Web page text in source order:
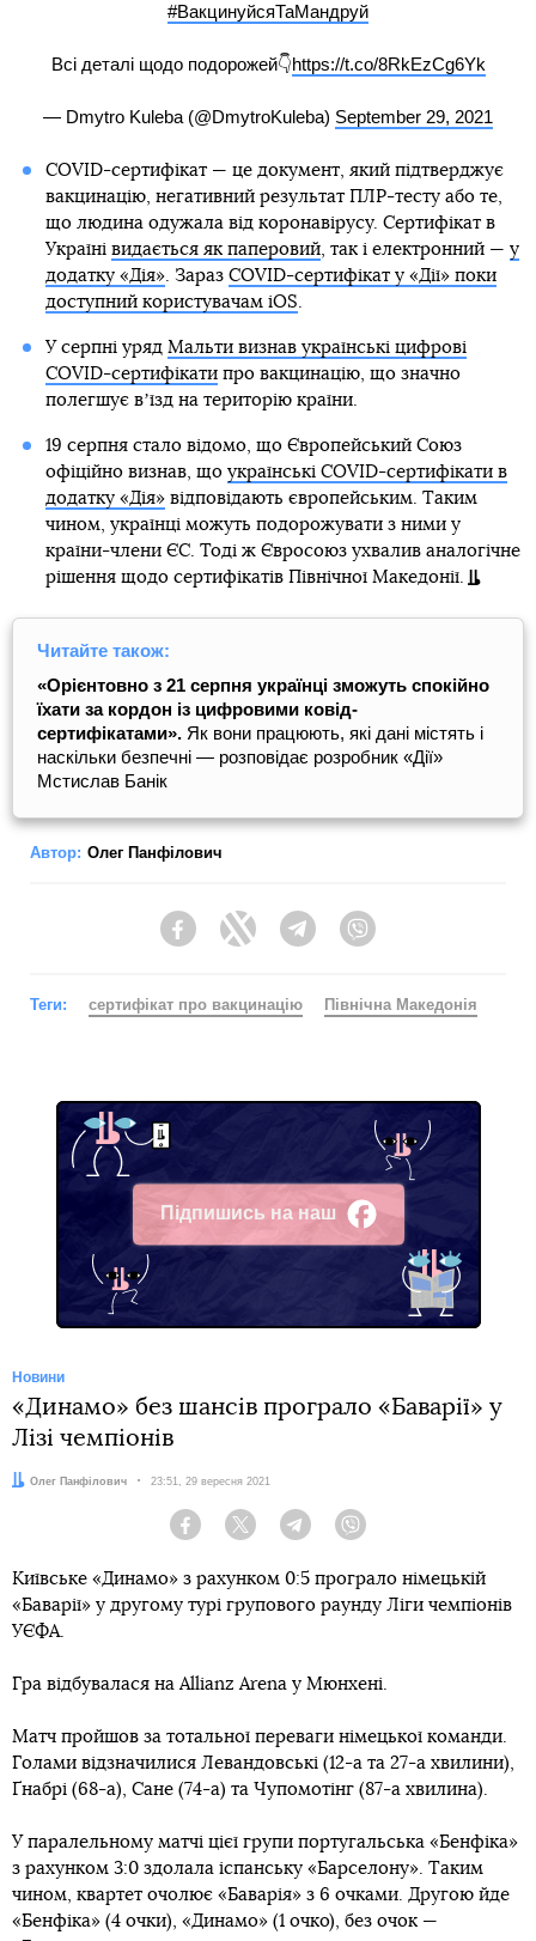
#ВакцинуйсяТаМандруй
Всі деталі щодо подорожей👇https://t.co/8RkEzCg6Yk
— Dmytro Kuleba (@DmytroKuleba) September 29, 2021
COVID-сертифікат — це документ, який підтверджує
вакцинацію, негативний результат ПЛР-тесту або те,
що людина одужала від коронавірусу. Сертифікат в
Україні видається як паперовий, так і електронний — у
додатку «Дія». Зараз COVID-сертифікат у «Дії» поки
доступний користувачам iOS
У серпні уряд Мальти визнав українські цифрові
COVID-сертифікатипро вакцинацію, що значно
полегшує вʼїзд на територію країни.
19 серпня стало відомо, що Європейський Союз
офіційно визнав, що українські COVID-сертифікати в
додатку «Дія»відповідають європейським. Таким
чином, українці можуть подорожувати з ними у
країни-члени ЄС. Тоді ж Євросоюз ухвалив аналогічне
рішення щодо сертифікатів Північної Македонії.
Читайте також:
«Орієнтовно з 21 серпня українці зможуть спокійно
їхати за кордон із цифровими ковід-
сертифікатами». Як вони працюють, які дані містять і
наскільки безпечні — розповідає розробник «Дії»
Мстислав Банік
Автор: Олег Панфілович
FacebookTwitter Telegram
Теги: сертифікат про вакцинацію Північна Македонія
Підпишись на наш
Facebook
Новини
«Динамо» без шансів програло «Баварії» у
Лізі чемпіонів
Автор:
Олег Панфілович Дата:
23:51, 29 вересня 2021
Facebook Twitter Telegram
Київське «Динамо» з рахунком 0:5 програло німецькій
«Баварії» у другому турі групового раунду Ліги чемпіонів
УЄФА.
Гра відбувалася на Allianz Arena у Мюнхені.
Матч пройшов за тотальної переваги німецької команди.
Голами відзначилися Левандовські (12-а та 27-а хвилини),
Ґнабрі (68-а), Сане (74-а) та Чупомотінг (87-а хвилина).
У паралельному матчі цієї групи португальська «Бенфіка»
з рахунком 3:0 здолала іспанську «Барселону». Таким
чином, квартет очолює «Баварія» з 6 очками. Другою йде
«Бенфіка» (4 очки), «Динамо» (1 очко), без очок —